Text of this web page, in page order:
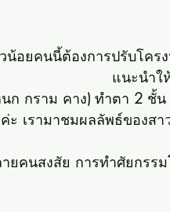
อยคนนี้ต้องการปรับโคร
แนะนำใ
ก กราม คาง) ทำตา 2 ชั้น
ค่ะ เรามาชมผลลัพธ์ของส
ยคนสงสัย การทำศัยกรร